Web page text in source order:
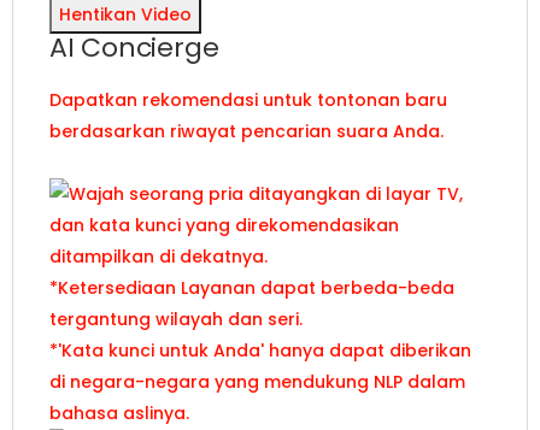
Hentikan Video
AI Concierge
Dapatkan rekomendasi untuk tontonan baru
berdasarkan riwayat pencarian suara Anda.
*Ketersediaan Layanan dapat berbeda-beda
tergantung wilayah dan seri.
*'Kata kunci untuk Anda' hanya dapat diberikan
di negara-negara yang mendukung NLP dalam
bahasa aslinya.